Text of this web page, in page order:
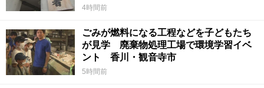
4時間前
ごみが燃料になる工程などを子どもたち
が見学 廃棄物処理工場で環境学習イベ
ント 香川・観音寺市
5時間前